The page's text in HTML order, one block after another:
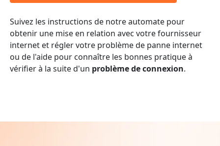
Suivez les instructions de notre automate pour
obtenir une mise en relation avec votre fournisseur
internet et régler votre problème de panne internet
ou de l'aide pour connaître les bonnes pratique à
vérifier à la suite d'un problème de connexion.